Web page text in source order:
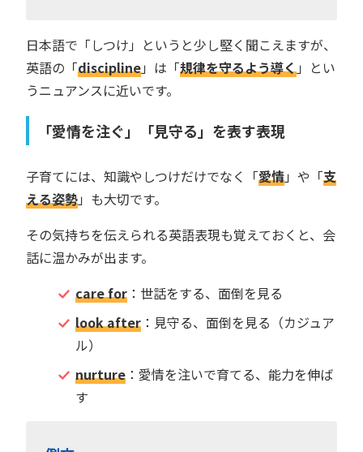
日本語で「しつけ」というと少し堅く聞こえますが、
英語の「discipline」は「規律を守るよう導く」とい
うニュアンスに近いです。
「愛情を注ぐ」「見守る」を表す表現
子育てには、知識やしつけだけでなく「愛情」や「支
える姿勢」も大切です。
その気持ちを伝えられる英語表現も覚えておくと、会
話に温かみが出ます。
care for：世話をする、面倒を見る
look after：見守る、面倒を見る（カジュア
ル）
nurture：愛情を注いで育てる、能力を伸ば
す